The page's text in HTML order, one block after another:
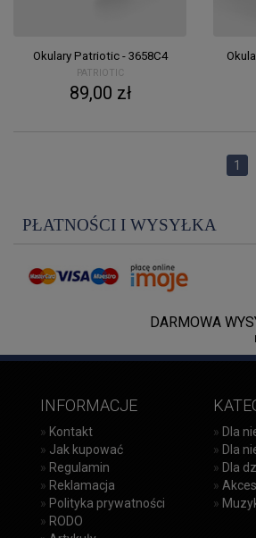
Okulary Patriotic - 3658C4
PATRIOTIC
89,00 zł
1
PŁATNOŚCI I WYSYŁKA
DARMOWA
INFORMACJE
» Kontakt
» Jak kupować
» Regulamin
» Reklamacja
» Polityka prywatności
» RODO
» Dla
» Dla
» Dla
»
»